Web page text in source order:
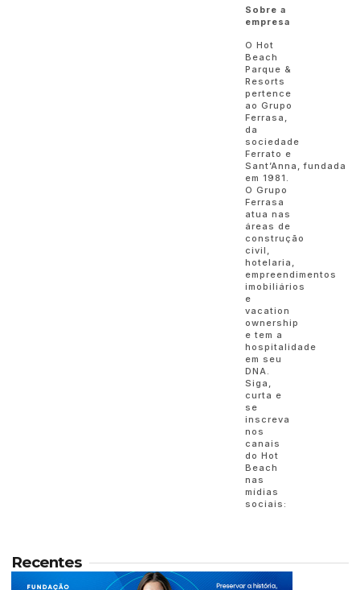
Sobre a
empresa
O Hot
Beach
Parque &
Resorts
pertence
ao Grupo
Ferrasa,
da
sociedade
Ferrato e
Sant’Anna, fundada
em 1981.
O Grupo
Ferrasa
atua nas
áreas de
construção
civil,
hotelaria,
empreendimentos
imobiliários
e
vacation
ownership
e tem a
hospitalidade
em seu
DNA.
Siga,
curta e
se
inscreva
nos
canais
do Hot
Beach
nas
mídias
sociais:
Recentes